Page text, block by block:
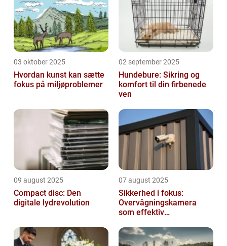
03 oktober 2025
Hvordan kunst kan sætte
fokus på miljøproblemer
02 september 2025
Hundebure: Sikring og
komfort til din firbenede
ven
09 august 2025
Compact disc: Den
digitale lydrevolution
07 august 2025
Sikkerhed i fokus:
Overvågningskamera
som effektiv